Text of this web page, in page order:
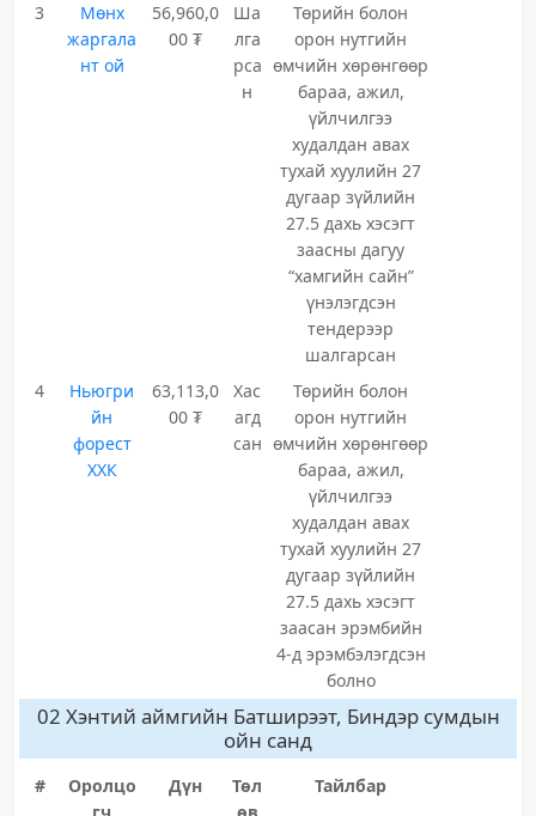
3
Мөнх
жаргала
нт ой
56,960,0
00 ₮
Ша
лга
рса
н
Төрийн болон
орон нутгийн
өмчийн хөрөнгөөр
бараа, ажил,
үйлчилгээ
худалдан авах
тухай хуулийн 27
дугаар зүйлийн
27.5 дахь хэсэгт
заасны дагуу
“хамгийн сайн”
үнэлэгдсэн
тендерээр
шалгарсан
4
Ньюгри
йн
форест
ХХК
63,113,0
00 ₮
Хас
агд
сан
Төрийн болон
орон нутгийн
өмчийн хөрөнгөөр
бараа, ажил,
үйлчилгээ
худалдан авах
тухай хуулийн 27
дугаар зүйлийн
27.5 дахь хэсэгт
заасан эрэмбийн
4-д эрэмбэлэгдсэн
болно
02 Хэнтий аймгийн Батширээт, Биндэр сумдын
ойн санд
#
Оролцо
Дүн
Төл
Тайлбар